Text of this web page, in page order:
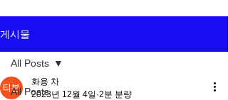
게시물
All Posts
All Posts
화용 차
2023년 12월 4일 2분 분량